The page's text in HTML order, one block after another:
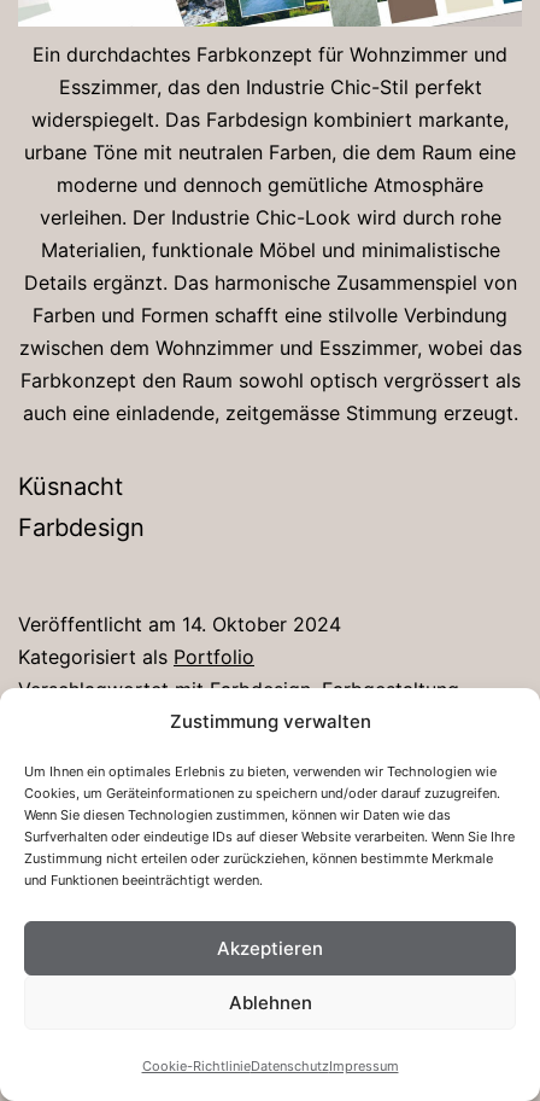
Zustimmung verwalten
Um Ihnen ein optimales Erlebnis zu bieten, verwenden wir Technologien wie
Cookies, um Geräteinformationen zu speichern und/oder darauf zuzugreifen.
Wenn Sie diesen Technologien zustimmen, können wir Daten wie das
Surfverhalten oder eindeutige IDs auf dieser Website verarbeiten. Wenn Sie Ihre
Zustimmung nicht erteilen oder zurückziehen, können bestimmte Merkmale
und Funktionen beeinträchtigt werden.
Akzeptieren
Ablehnen
Cookie-RichtlinieDatenschutzImpressum
Ein durchdachtes Farbkonzept für Wohnzimmer und
Esszimmer, das den Industrie Chic-Stil perfekt
widerspiegelt. Das Farbdesign kombiniert markante,
urbane Töne mit neutralen Farben, die dem Raum eine
moderne und dennoch gemütliche Atmosphäre
verleihen. Der Industrie Chic-Look wird durch rohe
Materialien, funktionale Möbel und minimalistische
Details ergänzt. Das harmonische Zusammenspiel von
Farben und Formen schafft eine stilvolle Verbindung
zwischen dem Wohnzimmer und Esszimmer, wobei das
Farbkonzept den Raum sowohl optisch vergrössert als
auch eine einladende, zeitgemässe Stimmung erzeugt.
Küsnacht
Farbdesign
Veröffentlicht am 14. Oktober 2024
Kategorisiert als Portfolio
Verschlagwortet mitFarbdesign,Farbgestaltung,
Interiordesign,Tapeten,
Seitennummerierung